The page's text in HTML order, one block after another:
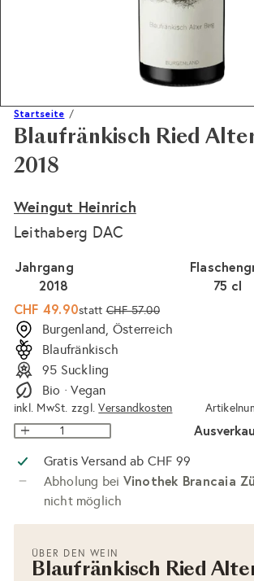
Startseite
Blaufränkisch Ried
2018
Weingut Heinrich
Leithaberg DAC
75 cl
Jahrgang
2018Variante ausverkauft oder nicht
Sonderpreis
CHF 49.90
Normaler
Preis
stattCHF 57.00
Burgenland, Österreich
Blaufränkisch
95 Suckling
Bio · Vegan
inkl. MwSt. zzgl.Versandkosten
Gratis Versand ab CHF 99
Abholung bei Vinothek Brancaia
nicht möglich
ÜBER DEN WEIN
Blaufränkisch Ried